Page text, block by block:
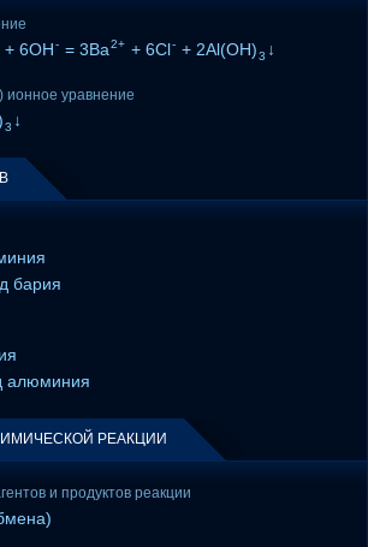
+ 6OH- = 3Ba2+ + 6Cl- + 2Al(OH)3 ↓
ионное уравнение
3 ↓
бария
алюминия
РЕАКЦИИ
и продуктов реакции